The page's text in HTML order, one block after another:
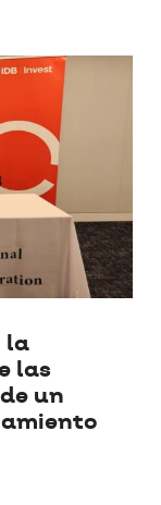
la
las
un